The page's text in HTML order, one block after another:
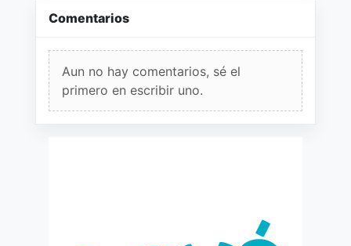
Comentarios
Aun no hay comentarios, sé el
primero en escribir uno.